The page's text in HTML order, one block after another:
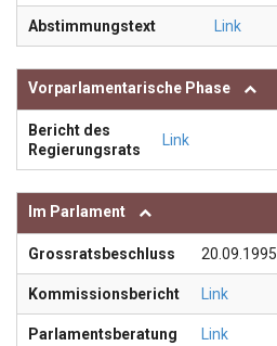
Abstimmungstext Link
Vorparlamentarische Phase
Bericht des
Regierungsrats
Link
Im Parlament
Grossratsbeschluss 20.09.1995
Kommissionsbericht Link
Parlamentsberatung Link